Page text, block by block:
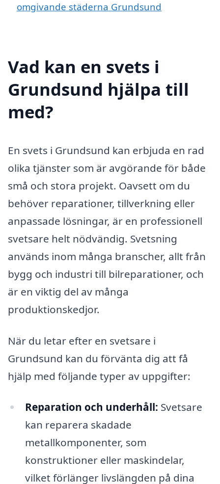
omgivande städerna Grundsund
Vad kan en svets i
Grundsund hjälpa till
med?
En svets i Grundsund kan erbjuda en rad
olika tjänster som är avgörande för både
små och stora projekt. Oavsett om du
behöver reparationer, tillverkning eller
anpassade lösningar, är en professionell
svetsare helt nödvändig. Svetsning
används inom många branscher, allt från
bygg och industri till bilreparationer, och
är en viktig del av många
produktionskedjor.
När du letar efter en svetsare i
Grundsund kan du förvänta dig att få
hjälp med följande typer av uppgifter:
Reparation och underhåll: Svetsare
kan reparera skadade
metallkomponenter, som
konstruktioner eller maskindelar,
vilket förlänger livslängden på dina